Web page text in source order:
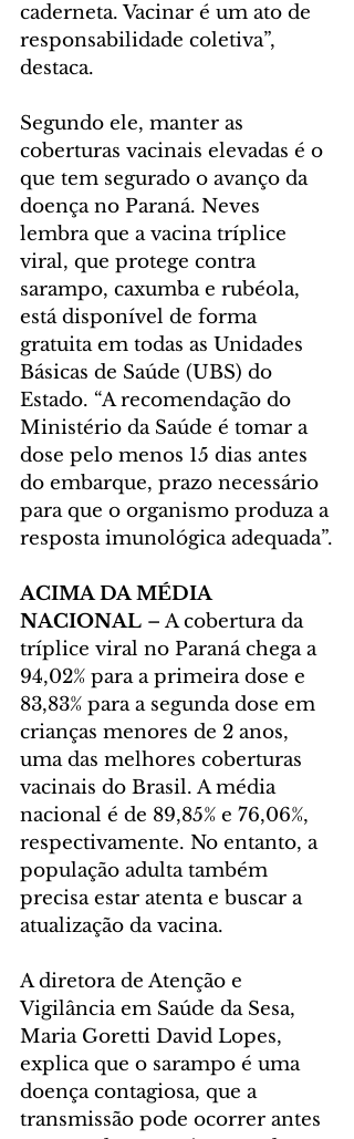
caderneta. Vacinar é um ato de
responsabilidade coletiva”,
destaca.
Segundo ele, manter as
coberturas vacinais elevadas é o
que tem segurado o avanço da
doença no Paraná. Neves
lembra que a vacina tríplice
viral, que protege contra
sarampo, caxumba e rubéola,
está disponível de forma
gratuita em todas as Unidades
Básicas de Saúde (UBS) do
Estado. “A recomendação do
Ministério da Saúde é tomar a
dose pelo menos 15 dias antes
do embarque, prazo necessário
para que o organismo produza a
resposta imunológica adequada”.
ACIMA DA MÉDIA
NACIONAL – A cobertura da
tríplice viral no Paraná chega a
94,02% para a primeira dose e
83,83% para a segunda dose em
crianças menores de 2 anos,
uma das melhores coberturas
vacinais do Brasil. A média
nacional é de 89,85% e 76,06%,
respectivamente. No entanto, a
população adulta também
precisa estar atenta e buscar a
atualização da vacina.
A diretora de Atenção e
Vigilância em Saúde da Sesa,
Maria Goretti David Lopes,
explica que o sarampo é uma
doença contagiosa, que a
transmissão pode ocorrer antes